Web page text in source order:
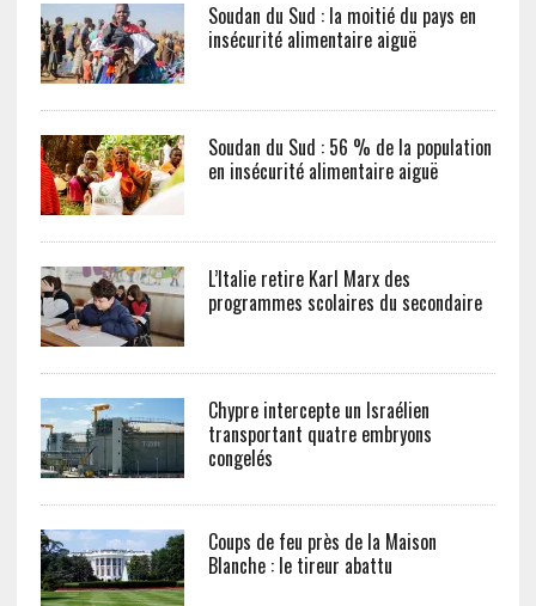
Soudan du Sud : la moitié du pays en
insécurité alimentaire aiguë
Soudan du Sud : 56 % de la population
en insécurité alimentaire aiguë
L’Italie retire Karl Marx des
programmes scolaires du secondaire
Chypre intercepte un Israélien
transportant quatre embryons
congelés
Coups de feu près de la Maison
Blanche : le tireur abattu